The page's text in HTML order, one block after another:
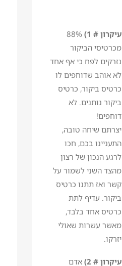
עיקרון # 1)
88%
מכרטיסי הביקור
נזרקים לפח כי אף אחד
לא אוהב שדוחפים לו
כרטיס ביקור, כרטיס
ביקור נותנים. לא
דוחפים!
יצרתם שיחה טובה,
התעניינו בכם, חכו
לרגע הנכון של רצון
מהצד השני לשמור על
קשר ואז תתנו כרטיס
ביקור. עדיף לתת
כרטיס אחד בלבד,
מאשר עשרות שאולי
יזרקו.
עיקרון # 2)
אדם